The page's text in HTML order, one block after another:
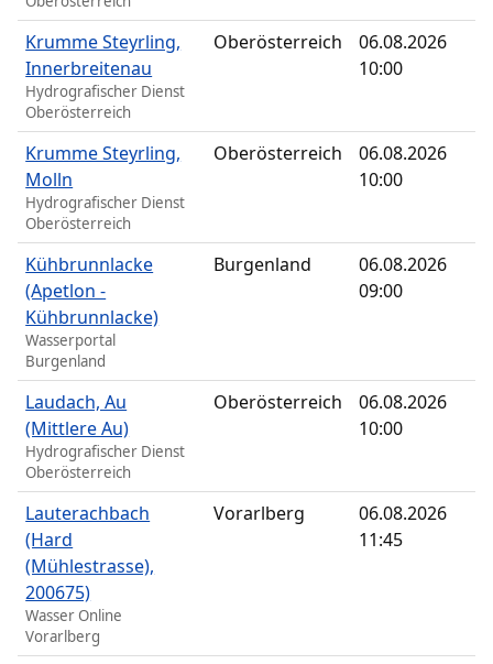
Krumme Steyrling,
Innerbreitenau
Hydrografischer Dienst
Oberösterreich
Oberösterreich
06.08.2026
10:00
Krumme Steyrling,
Molln
Hydrografischer Dienst
Oberösterreich
Oberösterreich
06.08.2026
10:00
Kühbrunnlacke
(Apetlon -
Kühbrunnlacke)
Wasserportal
Burgenland
Burgenland
06.08.2026
09:00
Laudach, Au
(Mittlere Au)
Hydrografischer Dienst
Oberösterreich
Oberösterreich
06.08.2026
10:00
Lauterachbach
(Hard
(Mühlestrasse),
200675)
Wasser Online
Vorarlberg
Vorarlberg
06.08.2026
11:45